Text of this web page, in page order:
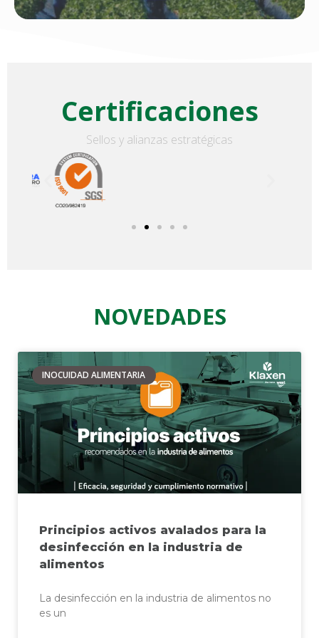
Certificaciones
Sellos y alianzas estratégicas
NOVEDADES
INOCUIDAD ALIMENTARIA
Principios activos avalados para la
desinfección en la industria de
alimentos
La desinfección en la industria de alimentos no
es un